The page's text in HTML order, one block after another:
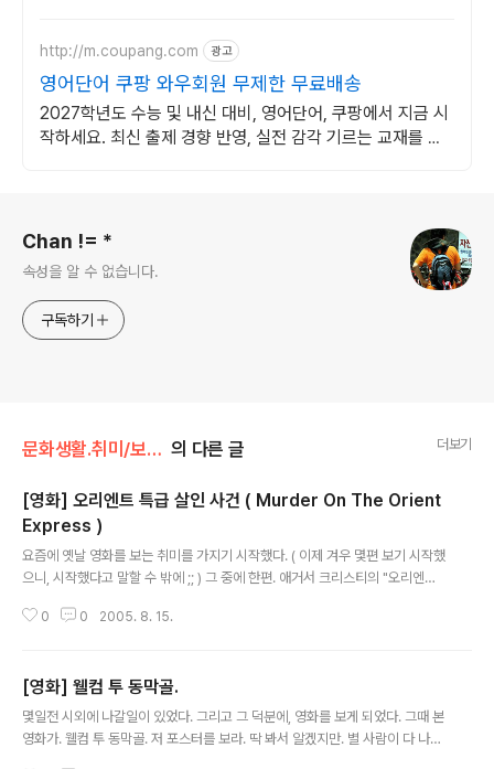
http://m.coupang.com 광고
영어단어 쿠팡 와우회원 무제한 무료배송
2027학년도 수능 및 내신 대비, 영어단어, 쿠팡에서 지금 시
작하세요. 최신 출제 경향 반영, 실전 감각 기르는 교재를 쿠
Chan != *
속성을 알 수 없습니다.
구독하기
문화생활.취미/보고 듣는것 의 다른 글 더보기
[영화] 오리엔트 특급 살인 사건 ( Murder On The Orient
Express )
요즘에 옛날 영화를 보는 취미를 가지기 시작했다. ( 이제 겨우 몇편 보기 시작했
으니, 시작했다고 말할 수 밖에 ;; ) 그 중에 한편. 애거서 크리스티의 "오리엔트
추리 소설의 여왕이라고 알고 있을 만큼 유명한다. 이 사람이 쓴 소설을 바탕으
보게 되는구나. 라고 생각했었다. 난, Special 할때, 특급인줄 알고 -_- 아주 잔
인하게 사건이 일어 난다고 생각했었다. 훗 -_-;;; ( 정말 무지했었다 -_-; 쿨럭 ;;
) 사실 제목에서 나오는 특급은..
0 0 2005. 8. 15.
[영화] 웰컴 투 동막골.
몇일전 시외에 나갈일이 있었다. 그리고 그 덕분에, 영화를 보게 되었다. 그때 본
영화가. 웰컴 투 동막골. 저 포스터를 보라. 딱 봐서 알겠지만. 별 사람이 다 나온